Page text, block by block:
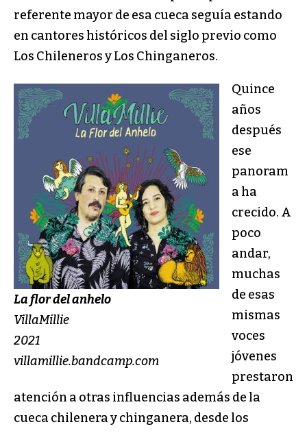
referente mayor de esa cueca seguía estando
en cantores históricos del siglo previo como
Los Chileneros y Los Chinganeros.
La flor del anhelo
VillaMillie
2021
villamillie.bandcamp.com
Quince
años
después
ese
panoram
a ha
crecido. A
poco
andar,
muchas
de esas
mismas
voces
jóvenes
prestaron
atención a otras influencias además de la
cueca chilenera y chinganera, desde los